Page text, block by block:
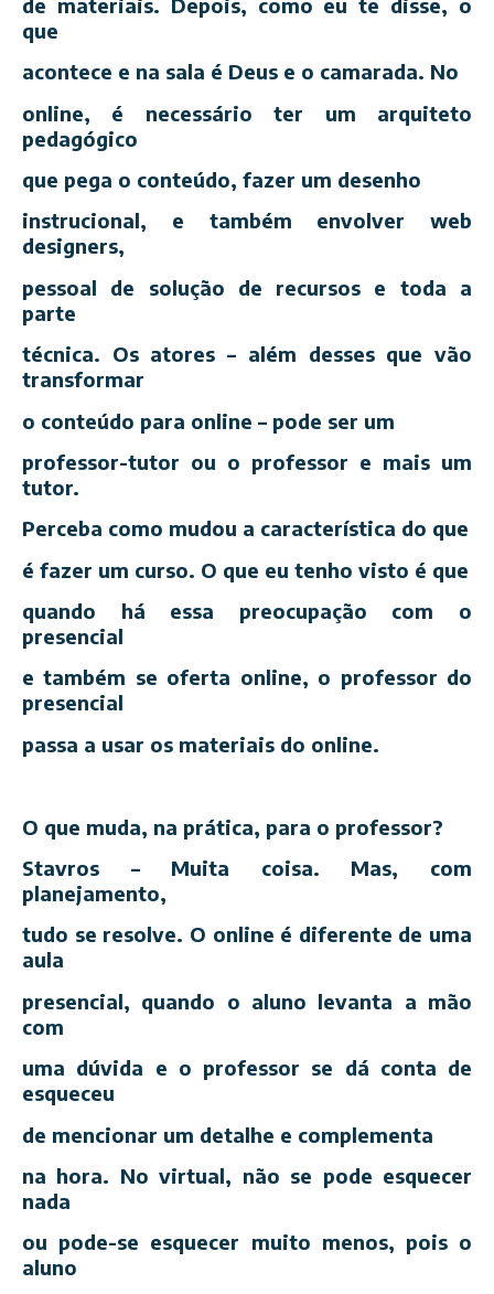
que
acontece e na sala é Deus e o camarada. No
online, é necessário ter um arquiteto
pedagógico
que pega o conteúdo, fazer um desenho
instrucional, e também envolver web
designers,
pessoal de solução de recursos e toda a
parte
técnica. Os atores – além desses que vão
transformar
o conteúdo para online – pode ser um
professor-tutor ou o professor e mais um
tutor.
Perceba como mudou a característica do que
é fazer um curso. O que eu tenho visto é que
quando há essa preocupação com o
presencial
e também se oferta online, o professor do
presencial
passa a usar os materiais do online.
O que muda, na prática, para o professor?
Stavros – Muita coisa. Mas, com
planejamento,
tudo se resolve. O online é diferente de uma
aula
presencial, quando o aluno levanta a mão
com
uma dúvida e o professor se dá conta de
esqueceu
de mencionar um detalhe e complementa
na hora. No virtual, não se pode esquecer
nada
ou pode-se esquecer muito menos, pois o
aluno